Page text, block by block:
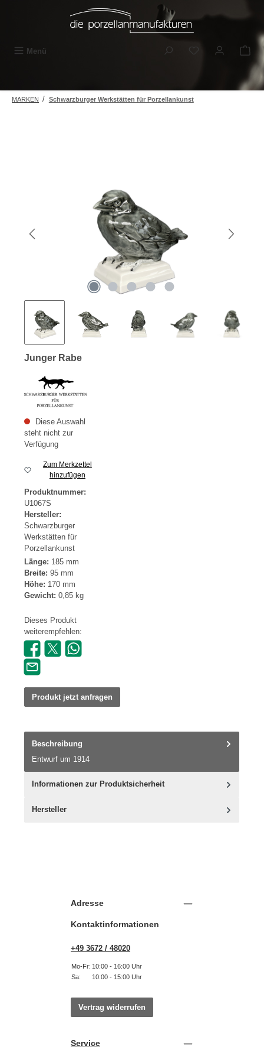
Zum Hauptinhalt springen
Menü Du hast 0
MARKEN / Schwarzburger Werkstätten für Porzellankunst
Junger Rabe
Diese Auswahl
steht nicht zur
Verfügung
Zum Merkzettel
hinzufügen
Produktnummer:
U1067S
Hersteller:
Schwarzburger
Werkstätten für
Porzellankunst
Länge: 185 mm
Breite: 95 mm
Höhe: 170 mm
Gewicht: 0,85 kg
Dieses Produkt
weiterempfehlen:
Produkt jetzt anfragen
Beschreibung
Entwurf um 1914
Informationen zur Produktsicherheit
Hersteller
Adresse
Kontaktinformationen
+49 3672 / 48020
Mo-Fr: 10:00 - 16:00 Uhr
Sa:
10:00 - 15:00 Uhr
Vertrag widerrufen
Service